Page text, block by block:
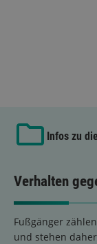
Infos zu
Verhalten
Fußgänger
und stehen